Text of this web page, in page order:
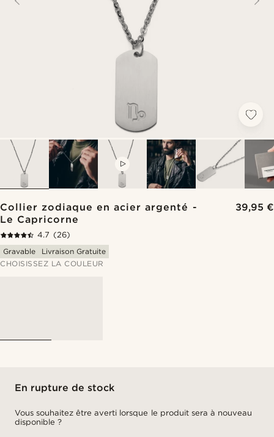
Collier zodiaque en acier argenté -
Le Capricorne
39,95 €
4.7 (26)
Gravable
Livraison Gratuite
CHOISISSEZ LA COULEUR
En rupture de stock
Vous souhaitez être averti lorsque le produit sera à nouveau
disponible ?